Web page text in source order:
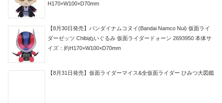
H170×W100×D70mm
【8月30日発売】バンダイナムコヌイ(Bandai Namco Nui) 仮面ライ
ダーゼッツ Chibiぬいぐるみ 仮面ライダードォーン 2693950 本体サ
イズ：約H170×W100×D70mm
【8月31日発売】仮面ライダーマイス&全仮面ライダー ひみつ大図鑑